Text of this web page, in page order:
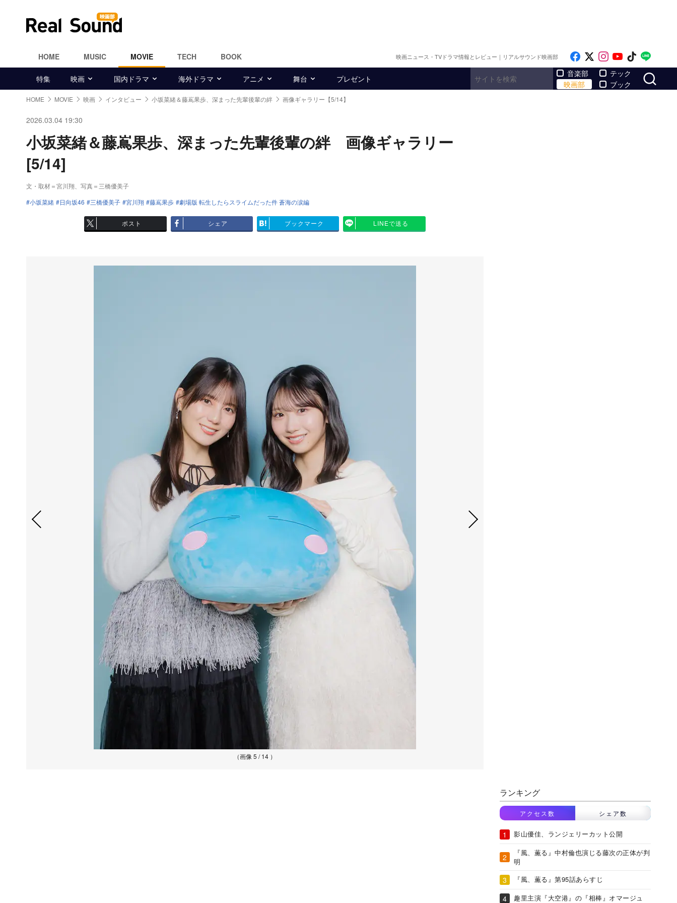
HOME MUSIC MOVIE TECH BOOK 映画ニュース・TVドラマ情報とレビュー｜リアルサウンド映画部 Like on Facebook
Follow on x
Follow on
Follow on
Follow
特集 映画 国内ドラマ 海外ドラマ アニメ 舞台 プレゼント
音楽部
映画部
テック
ブック
HOME MOVIE 映画 インタビュー 小坂菜緒＆藤嶌果歩、深まった先輩後輩の絆 画像ギャラリー【5/14】
2026.03.04 19:30
小坂菜緒＆藤嶌果歩、深まった先輩後輩の絆 画像ギャラリー
[5/14]
文・取材＝宮川翔、写真＝三橋優美子
小坂菜緒
日向坂46 三橋優美子 宮川翔 藤嶌果歩 劇場版 転生したらスライムだった件 蒼海の涙編
ポスト シェア ブックマーク LINEで送る
（画像 5 / 14 ）
ランキング
アクセス数 シェア数
影山優佳、ランジェリーカット公開
『風、薫る』中村倫也演じる藤次の正体が判
明
『風、薫る』第95話あらすじ
趣里主演『大空港』の『相棒』オマージュ